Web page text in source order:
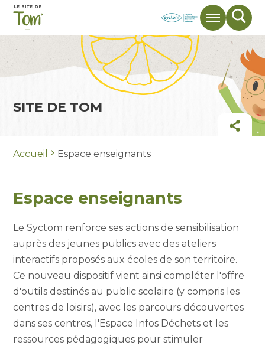
Menu
de
SITE DE TOM
Accueil Espace enseignants
Espace enseignants
Le Syctom renforce ses actions de sensibilisation
auprès des jeunes publics avec des ateliers
interactifs proposés aux écoles de son territoire.
Ce nouveau dispositif vient ainsi compléter l'offre
d'outils destinés au public scolaire (y compris les
centres de loisirs), avec les parcours découvertes
dans ses centres, l'Espace Infos Déchets et les
ressources pédagogiques pour stimuler